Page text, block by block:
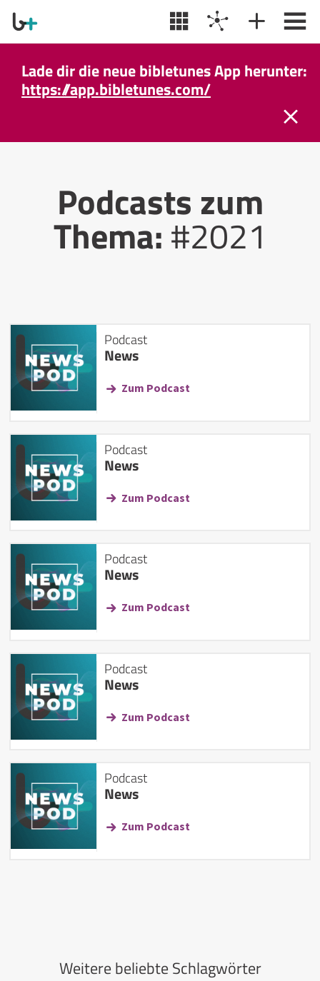
Lade dir die neue bibletunes App herunter:
https://app.bibletunes.com/
Podcasts zum
Thema:#2021
Podcast
News
Zum Podcast
Podcast
News
Zum Podcast
Podcast
News
Zum Podcast
Podcast
News
Zum Podcast
Podcast
News
Zum Podcast
Weitere beliebte Schlagwörter